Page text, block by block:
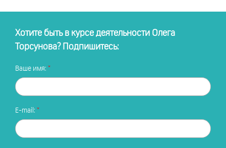
Хотите быть в курсе деятельности Олега
Торсунова? Подпишитесь:
Ваше имя:
E-mail: